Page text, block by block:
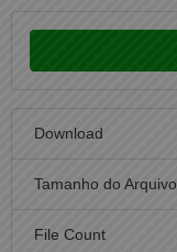
Download
Tamanho do Arquivo
File Count